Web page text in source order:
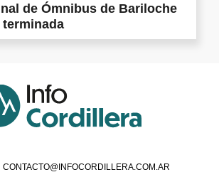
de Ómnibus de Bariloche
terminada
CONTACTO@INFOCORDILLERA.COM.AR